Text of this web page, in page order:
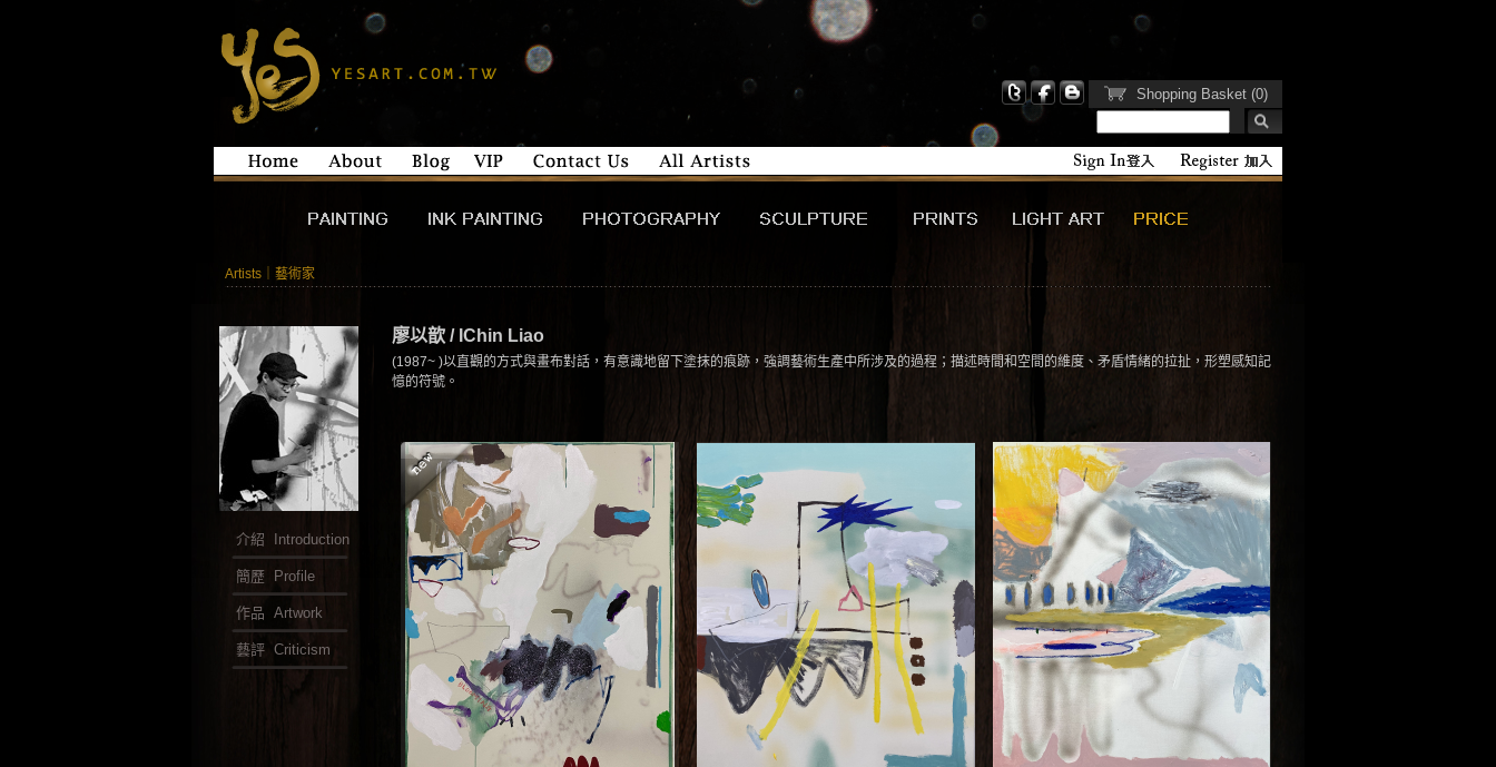
Shopping Basket (0)
Artists｜藝術家
介紹 Introduction
簡歷 Profile
作品 Artwork
藝評 Criticism
廖以歆 / IChin Liao
(1987~ )以直觀的方式與畫布對話，有意識地留下塗抹的痕跡，強調藝術生產中所涉及的過程；描述時間和空間的維度、矛盾情緒的拉扯，形塑感知記
憶的符號。